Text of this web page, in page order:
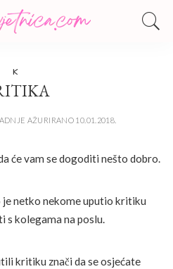
K
AŽURIRANO 10.01.2018.
će vam se dogoditi nešto dobro.
je netko nekome uputio kritiku
s kolegama na poslu.
kritiku znači da se osjećate